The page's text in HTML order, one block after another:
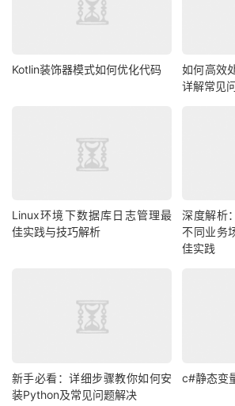
Kotlin装饰器模式如何优化代码
如何高效
详解常见
Linux环境下数据库日志管理最
佳实践与技巧解析
深度解析
不同业务
佳实践
新手必看：详细步骤教你如何安
装Python及常见问题解决
c#静态变